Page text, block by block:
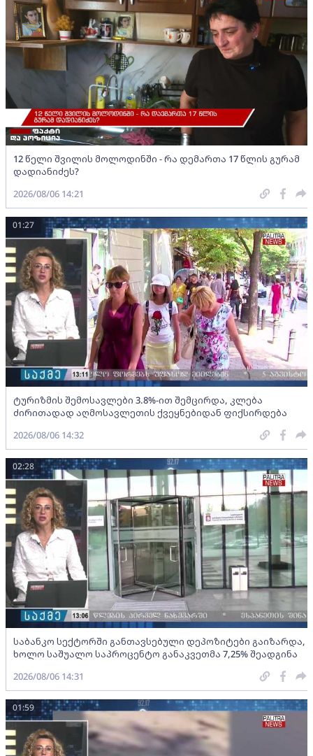
12 წელი შვილის მოლოდინში - რა დემართა 17 წლის გურამ
დადიანიძეს?
2026/08/06 14:21
ტურიზმის შემოსავლები 3.8%-ით შემცირდა, კლება
ძირითადად აღმოსავლეთის ქვეყნებიდან ფიქსირდება
01:27
2026/08/06 14:32
საბანკო სექტორში განთავსებული დეპოზიტები გაიზარდა,
ხოლო საშუალო საპროცენტო განაკვეთმა 7,25% შეადგინა
02:28
2026/08/06 14:31
01:59